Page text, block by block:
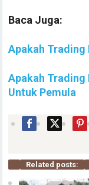
Baca Juga:
Apakah Trading
Apakah Trading
Untuk Pemula
Related posts: